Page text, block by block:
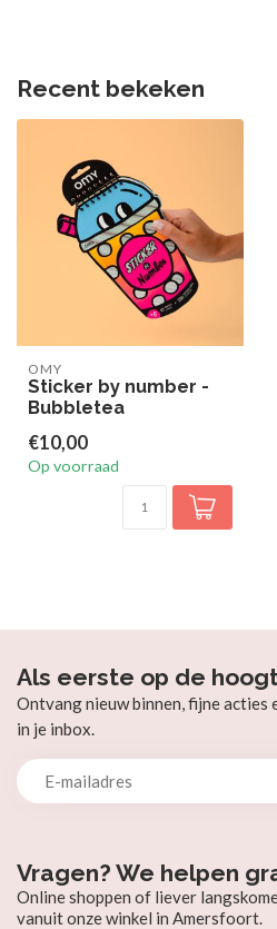
Recent bekeken
OMY
Sticker by number -
Bubbletea
€10,00
Op voorraad
Vragen? We helpen
Online shoppen of liever
vanuit onze winkel in Amersfoort.
Als eerste op de
Ontvang nieuw binnen, fijne
in je inbox.